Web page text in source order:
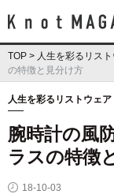
TOP > 人生を彩るリス
の特徴と見分け方
人生を彩るリストウェア
腕時計の風
ラスの特徴
18-10-03